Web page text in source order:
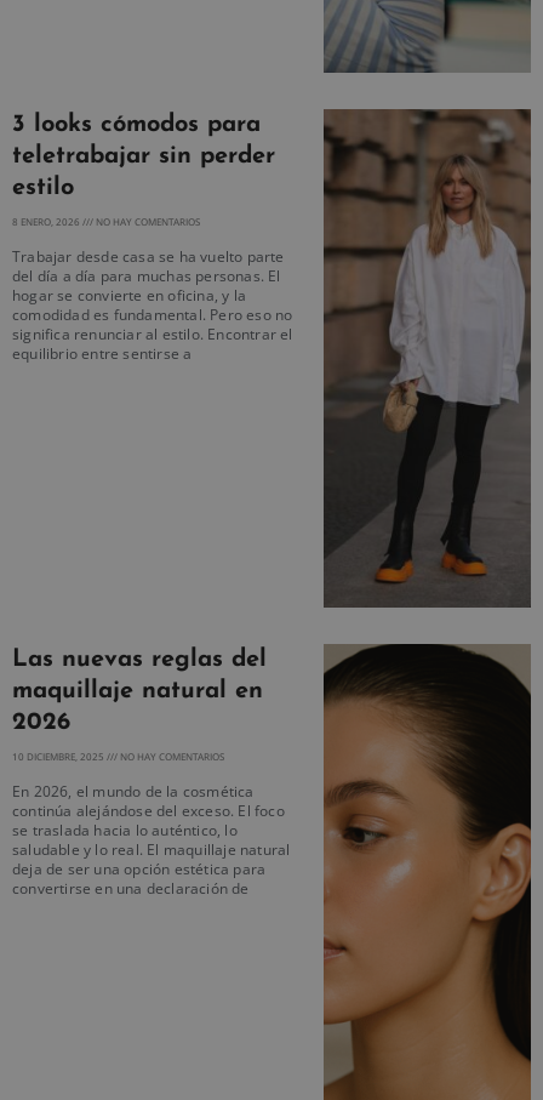
3 looks cómodos para
teletrabajar sin perder
estilo
8 ENERO, 2026 NO HAY COMENTARIOS
Trabajar desde casa se ha vuelto parte
del día a día para muchas personas. El
hogar se convierte en oficina, y la
comodidad es fundamental. Pero eso no
significa renunciar al estilo. Encontrar el
equilibrio entre sentirse a
Las nuevas reglas del
maquillaje natural en
2026
10 DICIEMBRE, 2025 NO HAY COMENTARIOS
En 2026, el mundo de la cosmética
continúa alejándose del exceso. El foco
se traslada hacia lo auténtico, lo
saludable y lo real. El maquillaje natural
deja de ser una opción estética para
convertirse en una declaración de